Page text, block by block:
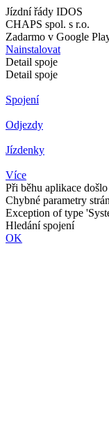
Jízdní řády IDOS
CHAPS spol. s r.o.
Zadarmo v Google
Nainstalovat
Detail spoje
Detail spoje
Spojení
Odjezdy
Jízdenky
Více
Při běhu aplikace
Chybné parametry
Exception of type
Hledání spojení
OK